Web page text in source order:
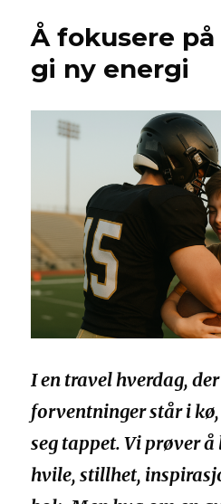
Å fokusere
gi ny energi
I en travel hverdag,
forventninger står i
seg tappet. Vi prøver
hvile, stillhet,